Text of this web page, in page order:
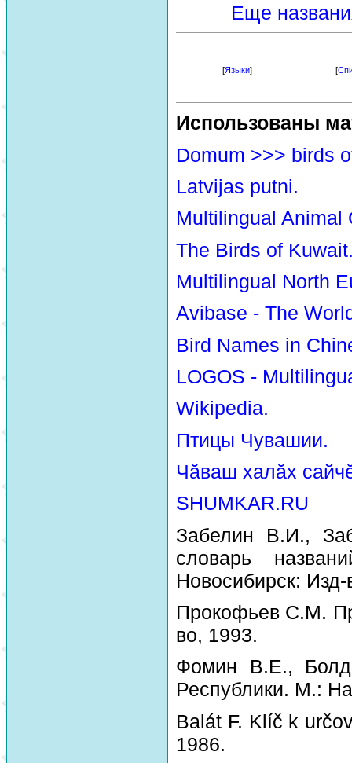
Еще
[Языки] [
Использованы
Domum >>> birds
Latvijas putni.
Multilingual Animal
The Birds of
Multilingual North
Avibase - The
Bird Names in
LOGOS -
Wikipedia.
Птицы Чувашии.
Чăваш халăх
SHUMKAR.RU
Забелин В.И.,
словарь
Новосибирск:
Прокофьев С.М.
во, 1993.
Фомин В.Е., Болд
Республики. М.:
Balát F. Klíč k
1986.